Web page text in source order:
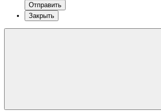
Отправить
Закрыть